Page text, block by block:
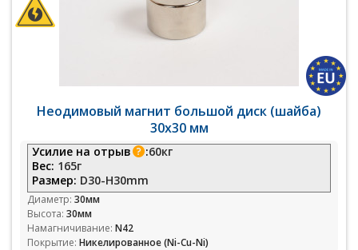
Неодимовый магнит большой диск (шайба)
30х30 мм
Усилие на отрыв :60кг
Вес: 165г
Размер: D30-H30mm
Диаметр: 30мм
Высота: 30мм
Намагничивание: N42
Покрытие: Никелированное (Ni-Cu-Ni)